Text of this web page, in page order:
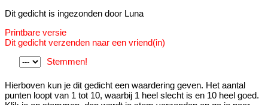
Dit gedicht is ingezonden door Luna
Printbare versie
Dit gedicht verzenden naar een vriend(in)
Stemmen!
Hierboven kun je dit gedicht een waardering geven. Het aantal
punten loopt van 1 tot 10, waarbij 1 heel slecht is en 10 heel goed.